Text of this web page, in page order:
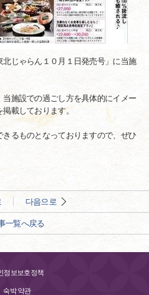
じゃらん１０月１日発売号」に当施
施設での過ごし方を具体的にイメー
載しております。
るものとなっておりますので、ぜひ
다음으로
一覧へ戻る
정보보호정책
숙박 약관